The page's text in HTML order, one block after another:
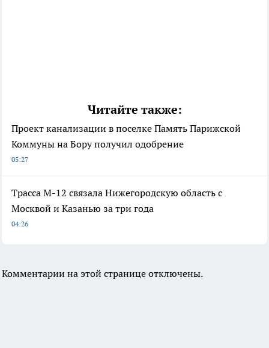
Читайте также:
Проект канализации в поселке Память Парижской
Коммуны на Бору получил одобрение
05:27
Трасса М-12 связала Нижегородскую область с
Москвой и Казанью за три года
04:26
Комментарии на этой странице отключены.